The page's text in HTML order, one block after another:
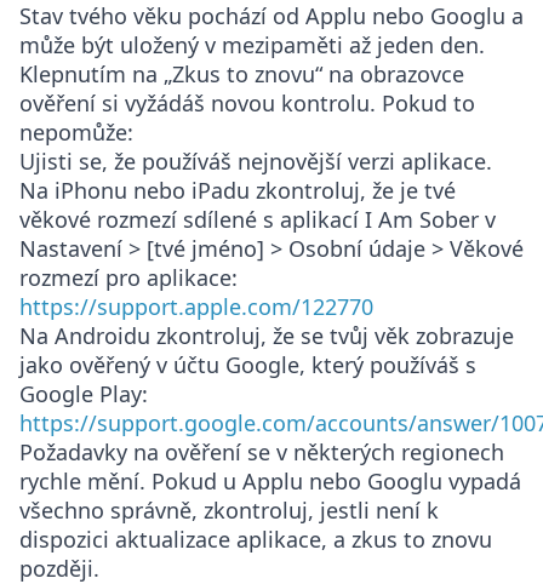
Stav tvého věku pochází od Applu nebo Googlu a
může být uložený v mezipaměti až jeden den.
Klepnutím na „Zkus to znovu“ na obrazovce
ověření si vyžádáš novou kontrolu. Pokud to
nepomůže:
Ujisti se, že používáš nejnovější verzi aplikace.
Na iPhonu nebo iPadu zkontroluj, že je tvé
věkové rozmezí sdílené s aplikací I Am Sober v
Nastavení > [tvé jméno] > Osobní údaje > Věkové
rozmezí pro aplikace:
https://support.apple.com/122770
Na Androidu zkontroluj, že se tvůj věk zobrazuje
jako ověřený v účtu Google, který používáš s
Google Play:
https://support.google.com/accounts/answer/
Požadavky na ověření se v některých regionech
rychle mění. Pokud u Applu nebo Googlu vypadá
všechno správně, zkontroluj, jestli není k
dispozici aktualizace aplikace, a zkus to znovu
později.